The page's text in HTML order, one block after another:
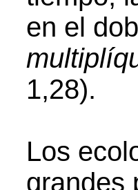
en el
1,28).
Los
grandes